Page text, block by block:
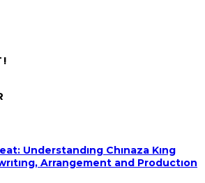
Understandıng Chınaza Kıng
Arrangement and Productıon